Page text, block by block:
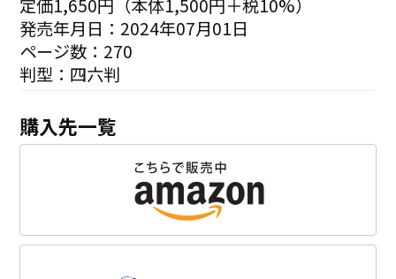
定価1,650円（本体1,500円＋税10%）
発売年月日：2024年07月01日
ページ数：270
判型：四六判
購入先一覧